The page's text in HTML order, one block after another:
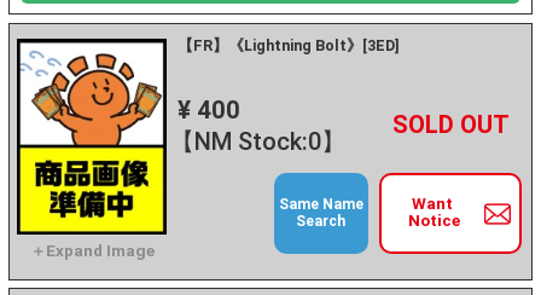
【FR】《Lightning Bolt》[3ED]
¥ 400
【NM Stock:0】
－ +
Want
Notice
Same Name
Search